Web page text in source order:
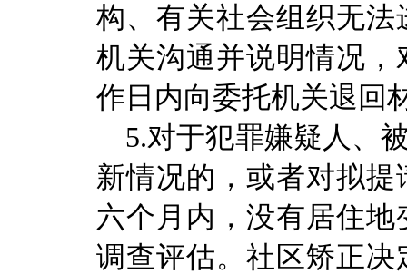
构、有关社会组织无
机关沟通并说明情况
作日内向委托机关退回
5.对于犯罪嫌疑人、
新情况的，或者对拟
六个月内，没有居住
调查评估。社区矫正